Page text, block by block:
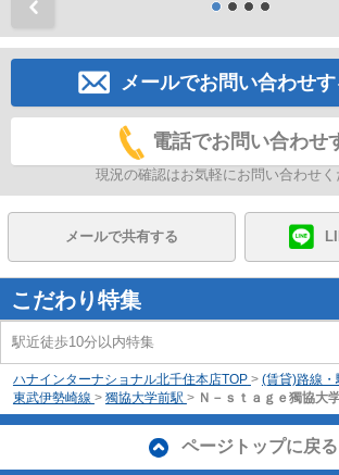
メールでお問い合わせ
電話でお問い合わせ
現況の確認はお気軽にお問い合わせく
メールで共有する
こだわり特集
駅近徒歩10分以内特集
ハナインターナショナル北千住本店TOP > (賃貸)路線
東武伊勢崎線 > 獨協大学前駅 > Ｎ－ｓｔａｇｅ獨協大
ページトップに戻る